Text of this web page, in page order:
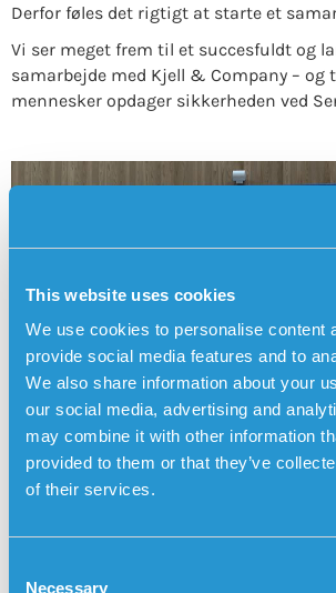
This website uses cookies
We use cookies to personalise content
provide social media features and to
We also share information about your
our social media, advertising and
may combine it with other information
provided to them or that they’ve
of their services.
Necessary
Derfor føles det rigtigt at starte et
Vi ser meget frem til et succesfuldt og
samarbejde med Kjell & Company – og
mennesker opdager sikkerheden ved